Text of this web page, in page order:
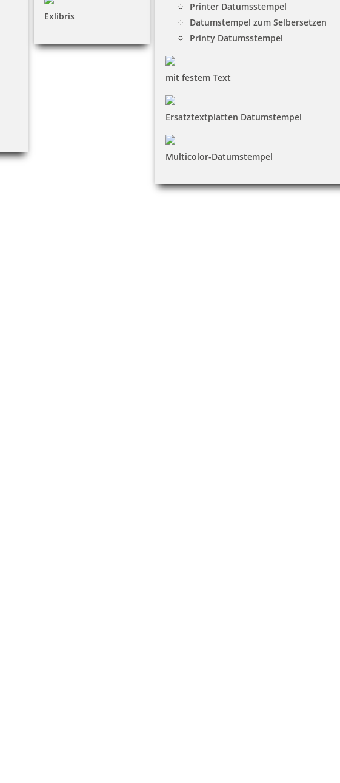
Exlibris
Printer Datumsstempel
Datumstempel zum Selbersetzen
Printy Datumsstempel
mit festem Text
Ersatztextplatten Datumstempel
Multicolor-Datumstempel